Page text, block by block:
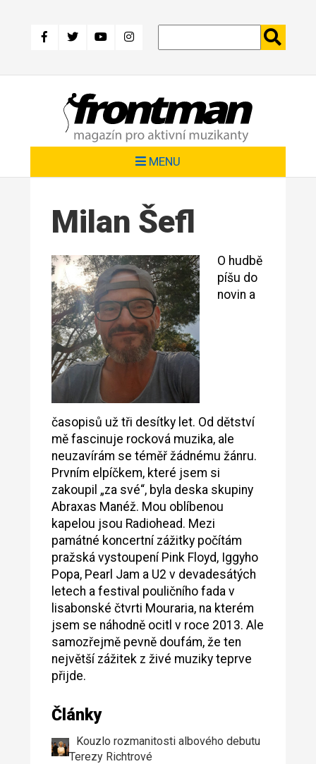
hlavnímu
MENU
Milan Šefl
O hudbě
píšu do
novin a
časopisů už tři desítky let. Od dětství
mě fascinuje rocková muzika, ale
neuzavírám se téměř žádnému žánru.
Prvním elpíčkem, které jsem si
zakoupil „za své“, byla deska skupiny
Abraxas Manéž. Mou oblíbenou
kapelou jsou Radiohead. Mezi
památné koncertní zážitky počítám
pražská vystoupení Pink Floyd, Iggyho
Popa, Pearl Jam a U2 v devadesátých
letech a festival pouličního fada v
lisabonské čtvrti Mouraria, na kterém
jsem se náhodně ocitl v roce 2013. Ale
samozřejmě pevně doufám, že ten
největší zážitek z živé muziky teprve
přijde.
Články
Kouzlo rozmanitosti albového debutu
Terezy Richtrové